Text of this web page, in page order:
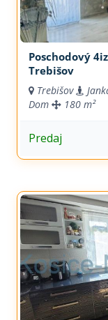
Poschodový
Trebišov
Trebišov
Dom
180 m²
Predaj